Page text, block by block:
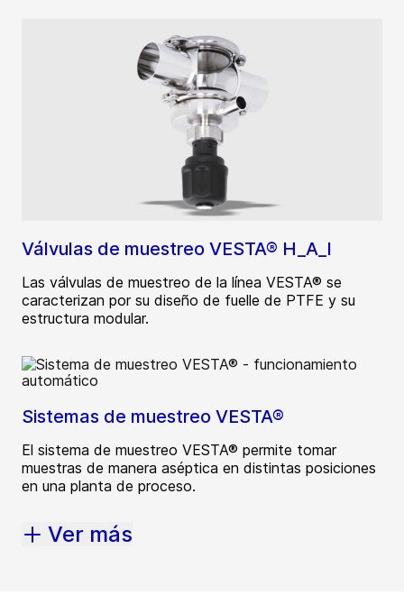
Válvulas de muestreo VESTA® H_A_I
Las válvulas de muestreo de la línea VESTA® se
caracterizan por su diseño de fuelle de PTFE y su
estructura modular.
Sistemas de muestreo VESTA®
El sistema de muestreo VESTA® permite tomar
muestras de manera aséptica en distintas posiciones
en una planta de proceso.
Ver más